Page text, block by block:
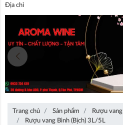
Địa chỉ
Trang chủ Sản phẩm
Rượu vang
Rượu vang Bình (Bịch) 3L/5L